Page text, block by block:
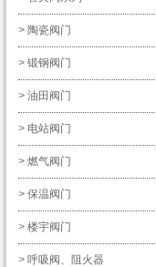
> 陶瓷阀门
> 锻钢阀门
> 油田阀门
> 电站阀门
> 燃气阀门
> 保温阀门
> 楼宇阀门
> 呼吸阀、阻火器